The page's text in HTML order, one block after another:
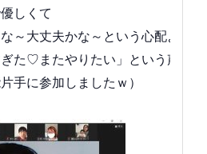
しくて
～大丈夫かな～という心配よりも
ぎた♡またやりたい」という声ば
手に参加しましたｗ）